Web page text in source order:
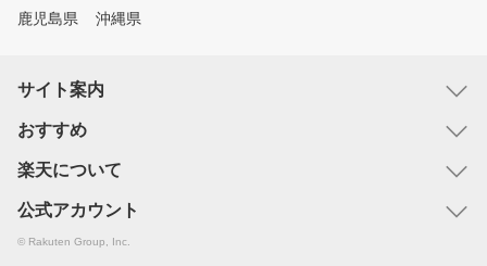
鹿児島県
沖縄県
サイト案内
おすすめ
楽天について
公式アカウント
© Rakuten Group, Inc.